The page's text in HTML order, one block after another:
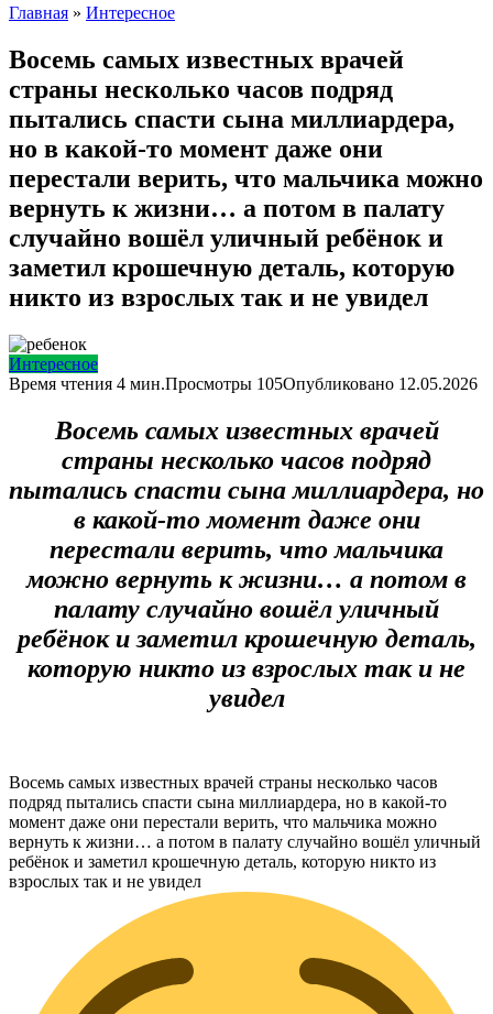
Главная » Интересное
Восемь самых известных врачей
страны несколько часов подряд
пытались спасти сына миллиардера,
но в какой-то момент даже они
перестали верить, что мальчика можно
вернуть к жизни… а потом в палату
случайно вошёл уличный ребёнок и
заметил крошечную деталь, которую
никто из взрослых так и не увидел
Интересное
Время чтения 4 мин.Просмотры 105Опубликовано 12.05.2026
Восемь самых известных врачей
страны несколько часов подряд
пытались спасти сына миллиардера, но
в какой-то момент даже они
перестали верить, что мальчика
можно вернуть к жизни… а потом в
палату случайно вошёл уличный
ребёнок и заметил крошечную деталь,
которую никто из взрослых так и не
увидел
Восемь самых известных врачей страны несколько часов
подряд пытались спасти сына миллиардера, но в какой-то
момент даже они перестали верить, что мальчика можно
вернуть к жизни… а потом в палату случайно вошёл уличный
ребёнок и заметил крошечную деталь, которую никто из
взрослых так и не увидел